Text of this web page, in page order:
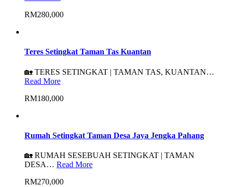
RM280,000
Teres Setingkat Taman Tas Kuantan
🏡 TERES SETINGKAT | TAMAN TAS, KUANTAN…
Read More
RM180,000
Rumah Setingkat Taman Desa Jaya Jengka Pahang
🏡 RUMAH SESEBUAH SETINGKAT | TAMAN
DESA… Read More
RM270,000